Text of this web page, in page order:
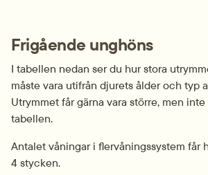
Frigående unghöns
I tabellen nedan ser du hur stora
måste vara utifrån djurets ålder och typ
Utrymmet får gärna vara större, men
tabellen.
Antalet våningar i flervåningssystem får
4 stycken.